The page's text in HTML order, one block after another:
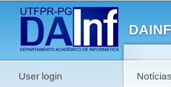
DAINF
Main menu
User login Notícias